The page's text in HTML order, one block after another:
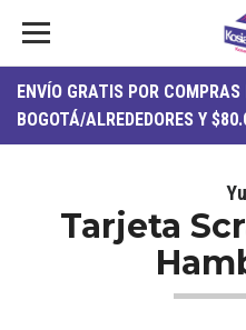
ENVÍO GRATIS POR
BOGOTÁ/ALREDEDORES Y
Tarjeta